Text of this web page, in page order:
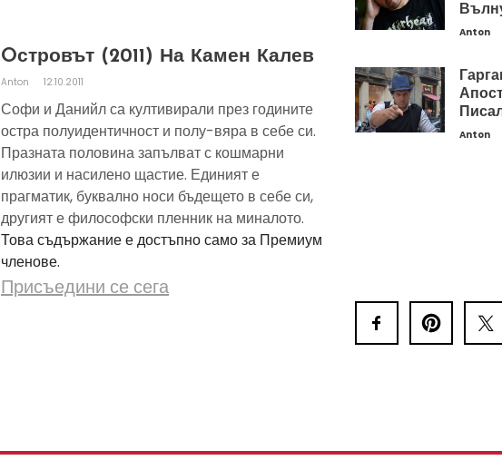
Oстровът (2011) На Камен Калев
Anton 12.10.2011
Софи и Данийл са култивирали през годините
остра полуидентичност и полу-вяра в себе си.
Празната половина запълват с кошмарни
илюзии и насилено щастие. Единият е
прагматик, буквално носи бъдещето в себе си,
другият е философски пленник на миналото.
Това съдържание е достъпно само за Премиум
членове.
Присъедини се сега
Anton
Anton